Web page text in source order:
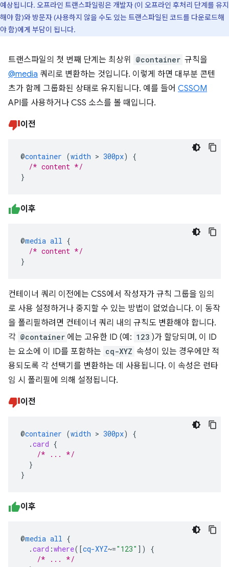
예상됩니다. 오프라인 트랜스파일링은 개발자 (이 오프라인 후처리 단계를 유지
해야 함)와 방문자 (사용하지 않을 수도 있는 트랜스파일된 코드를 다운로드해
야 함)에게 부담이 됩니다.
트랜스파일의 첫 번째 단계는 최상위 @container 규칙을
@media 쿼리로 변환하는 것입니다. 이렇게 하면 대부분 콘텐
츠가 함께 그룹화된 상태로 유지됩니다. 예를 들어 CSSOM
API를 사용하거나 CSS 소스를 볼 때입니다.
이전
@container (width > 300px)
{
/* content */
}
이후
@media all {
/* content */
}
컨테이너 쿼리 이전에는 CSS에서 작성자가 규칙 그룹을 임의
로 사용 설정하거나 중지할 수 있는 방법이 없었습니다. 이 동작
을 폴리필하려면 컨테이너 쿼리 내의 규칙도 변환해야 합니다.
각 @container 에는 고유한 ID (예: 123 )가 할당되며, 이 ID
는 요소에 이 ID를 포함하는 cq-XYZ 속성이 있는 경우에만 적
용되도록 각 선택기를 변환하는 데 사용됩니다. 이 속성은 런타
임 시 폴리필에 의해 설정됩니다.
이전
@container (width > 300px)
{
.card {
/* ... */
}
}
이후
@media all {
.card :where([cq-XYZ~="123" ])
{
/* ... */